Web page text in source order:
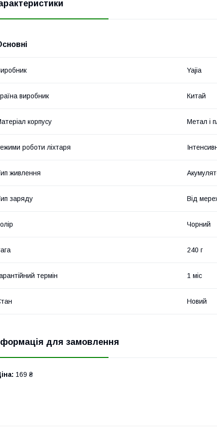
Yajia
виробник Китай
корпусу Метал і
роботи ліхтаря
живлення
заряду Від
Чорний
240 г
термін 1 міс
Новий
для замовлення
169 ₴